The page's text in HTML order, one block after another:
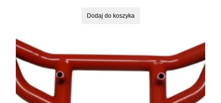
Dodaj do koszyka